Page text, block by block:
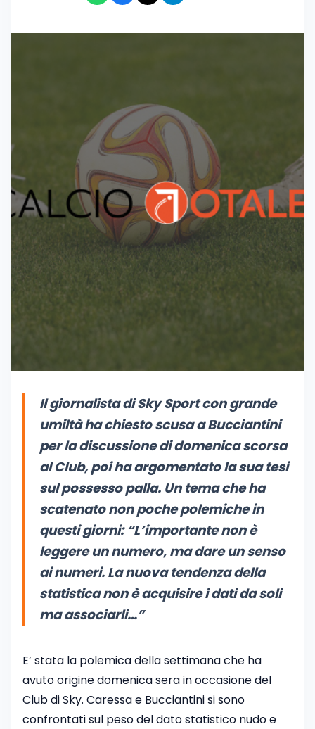
Il giornalista di Sky Sport con grande
umiltà ha chiesto scusa a Bucciantini
per la discussione di domenica scorsa
al Club, poi ha argomentato la sua tesi
sul possesso palla. Un tema che ha
scatenato non poche polemiche in
questi giorni: “L’importante non è
leggere un numero, ma dare un senso
ai numeri. La nuova tendenza della
statistica non è acquisire i dati da soli
ma associarli…”
E’ stata la polemica della settimana che ha
avuto origine domenica sera in occasione del
Club di Sky. Caressa e Bucciantini si sono
confrontati sul peso del dato statistico nudo e